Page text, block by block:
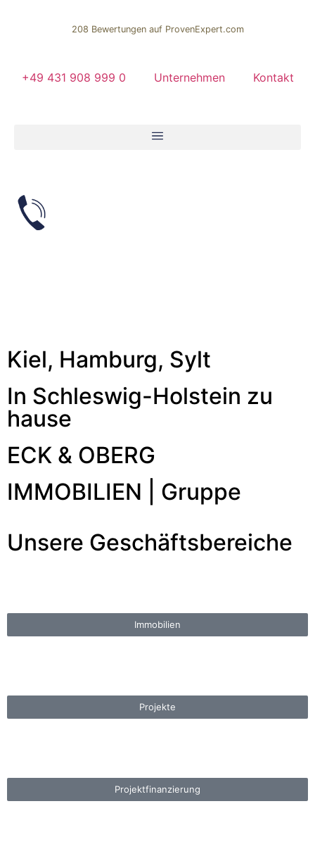
208 Bewertungen auf ProvenExpert.com
+49 431 908 999 0 Unternehmen Kontakt
Kiel, Hamburg, Sylt
In Schleswig-Holstein zu
hause
ECK & OBERG
IMMOBILIEN | Gruppe
Unsere Geschäftsbereiche
Immo­bilien
Pro­jek­te
Pro­jek­t­fi­nanzierung